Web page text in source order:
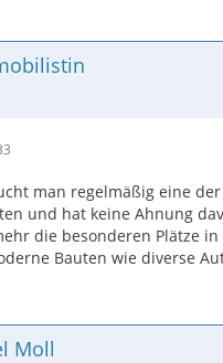
man regelmäßig eine der
und hat keine Ahnung
die besonderen Plätze
Bauten wie diverse
Moll